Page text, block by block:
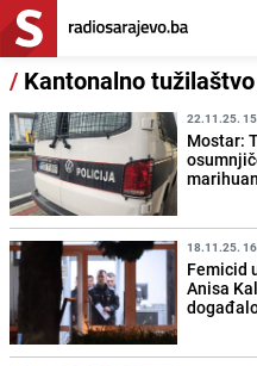
/ Kantonalno
22.11.25.
Mostar:
18.11.25.
Femicid
Anisa